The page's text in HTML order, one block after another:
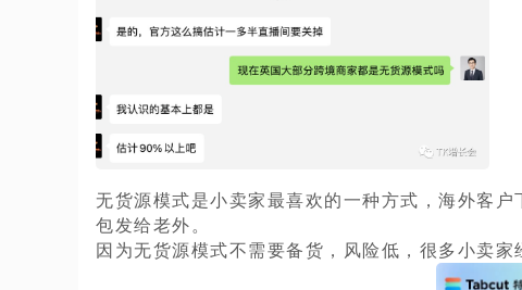
无货源模式是小卖家最喜欢的一种方式，海外客
包发给老外。
因为无货源模式不需要备货，风险低，很多小卖